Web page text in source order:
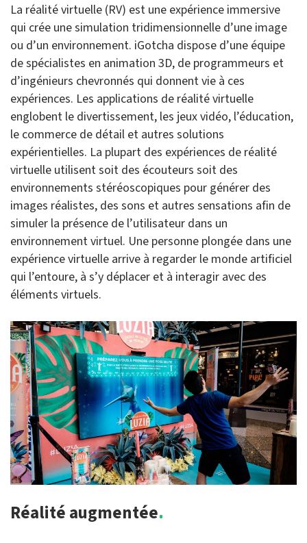
La réalité virtuelle (RV) est une expérience immersive
qui crée une simulation tridimensionnelle d’une image
ou d’un environnement. iGotcha dispose d’une équipe
de spécialistes en animation 3D, de programmeurs et
d’ingénieurs chevronnés qui donnent vie à ces
expériences. Les applications de réalité virtuelle
englobent le divertissement, les jeux vidéo, l’éducation,
le commerce de détail et autres solutions
expérientielles. La plupart des expériences de réalité
virtuelle utilisent soit des écouteurs soit des
environnements stéréoscopiques pour générer des
images réalistes, des sons et autres sensations afin de
simuler la présence de l’utilisateur dans un
environnement virtuel. Une personne plongée dans une
expérience virtuelle arrive à regarder le monde artificiel
qui l’entoure, à s’y déplacer et à interagir avec des
éléments virtuels.
Réalité augmentée.